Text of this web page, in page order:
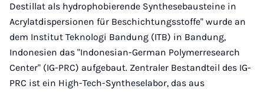
Destillat als hydrophobierende Synthesebausteine in
Acrylatdispersionen für Beschichtungsstoffe" wurde an
dem Institut Teknologi Bandung (ITB) in Bandung,
Indonesien das "Indonesian-German Polymerresearch
Center" (IG-PRC) aufgebaut. Zentraler Bestandteil des IG-
PRC ist ein High-Tech-Syntheselabor, das aus